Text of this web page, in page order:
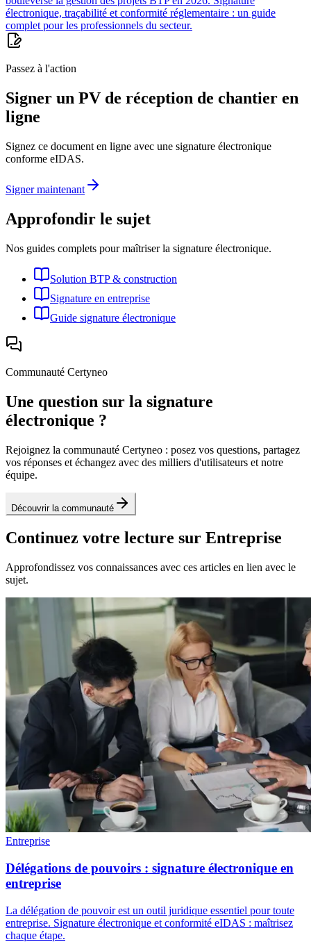
électronique, traçabilité et conformité réglementaire : un guide
complet pour les professionnels du secteur.
Passez à l'action
Signer un PV de réception de chantier en
ligne
Signez ce document en ligne avec une signature électronique
conforme eIDAS.
Signer maintenant
Approfondir le sujet
Nos guides complets pour maîtriser la signature électronique.
Solution BTP & construction
Signature en entreprise
Guide signature électronique
Communauté Certyneo
Une question sur la signature
électronique ?
Rejoignez la communauté Certyneo : posez vos questions, partagez
vos réponses et échangez avec des milliers d'utilisateurs et notre
équipe.
Découvrir la communauté
Continuez votre lecture sur Entreprise
Approfondissez vos connaissances avec ces articles en lien avec le
sujet.
Entreprise
Délégations de pouvoirs : signature électronique en
entreprise
La délégation de pouvoir est un outil juridique essentiel pour toute
entreprise. Signature électronique et conformité eIDAS : maîtrisez
chaque étape.